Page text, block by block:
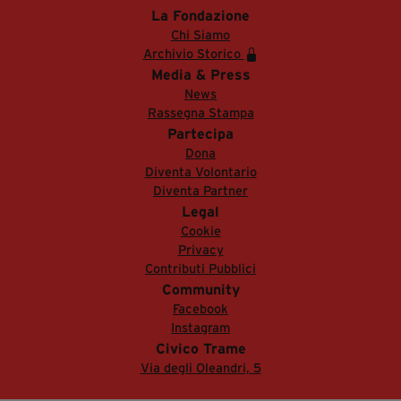
La Fondazione
Chi Siamo
Archivio Storico
Media & Press
News
Rassegna Stampa
Partecipa
Dona
Diventa Volontario
Diventa Partner
Legal
Cookie
Privacy
Contributi Pubblici
Community
Facebook
Instagram
Civico Trame
Via degli Oleandri, 5